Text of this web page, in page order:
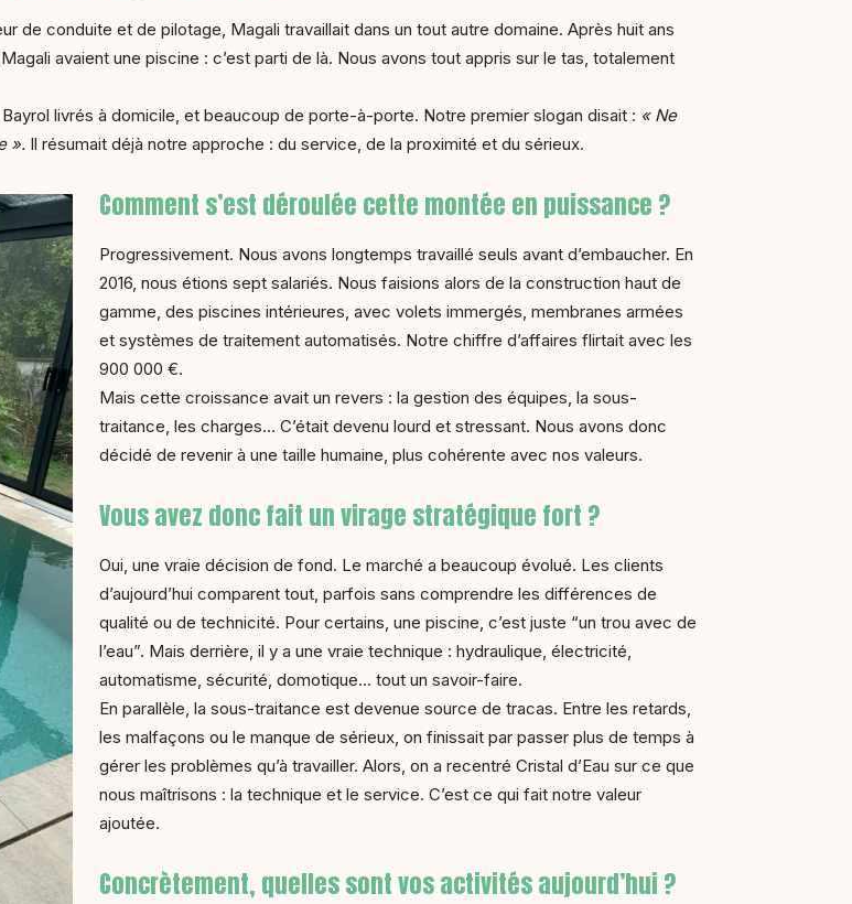
de conduite et de pilotage, Magali travaillait dans un tout autre domaine. Après huit ans
avaient une piscine : c’est parti de là. Nous avons tout appris sur le tas, totalement
livrés à domicile, et beaucoup de porte-à-porte. Notre premier slogan disait : « Ne
». Il résumait déjà notre approche : du service, de la proximité et du sérieux.
Comment s’est déroulée cette montée en puissance ?
Progressivement. Nous avons longtemps travaillé seuls avant d’embaucher. En
2016, nous étions sept salariés. Nous faisions alors de la construction haut de
gamme, des piscines intérieures, avec volets immergés, membranes armées
et systèmes de traitement automatisés. Notre chiffre d’affaires flirtait avec les
900 000 €.
Mais cette croissance avait un revers : la gestion des équipes, la sous-
traitance, les charges… C’était devenu lourd et stressant. Nous avons donc
décidé de revenir à une taille humaine, plus cohérente avec nos valeurs.
Vous avez donc fait un virage stratégique fort ?
Oui, une vraie décision de fond. Le marché a beaucoup évolué. Les clients
d’aujourd’hui comparent tout, parfois sans comprendre les différences de
qualité ou de technicité. Pour certains, une piscine, c’est juste “un trou avec de
l’eau”. Mais derrière, il y a une vraie technique : hydraulique, électricité,
automatisme, sécurité, domotique… tout un savoir-faire.
En parallèle, la sous-traitance est devenue source de tracas. Entre les retards,
les malfaçons ou le manque de sérieux, on finissait par passer plus de temps à
gérer les problèmes qu’à travailler. Alors, on a recentré Cristal d’Eau sur ce que
nous maîtrisons : la technique et le service. C’est ce qui fait notre valeur
ajoutée.
Concrètement, quelles sont vos activités aujourd’hui ?